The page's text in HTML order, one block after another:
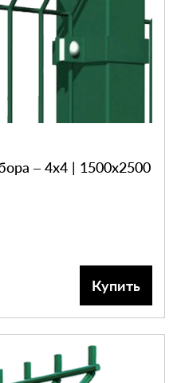
– 4х4 | 1500х2500
Купить